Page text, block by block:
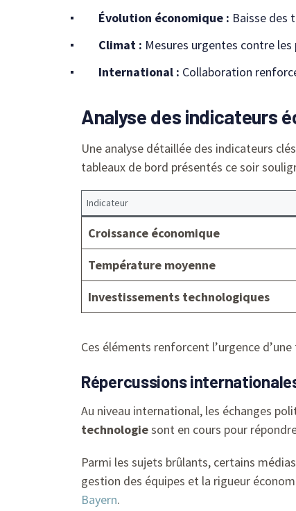
Évolution économique : Baisse des
Climat : Mesures urgentes contre
International : Collaboration
Analyse des indicateurs
Une analyse détaillée des indicateurs
tableaux de bord présentés ce soir
Indicateur
Croissance économique
Température moyenne
Investissements technologiques
Ces éléments renforcent l’urgence
Répercussions
Au niveau international, les échanges
technologiesont en cours pour
Parmi les sujets brûlants, certains
gestion des équipes et la rigueur
Bayern.